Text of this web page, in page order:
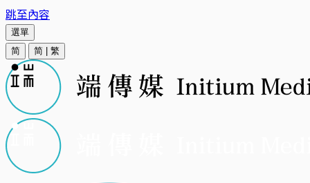
跳至內容
選單
简
简 繁